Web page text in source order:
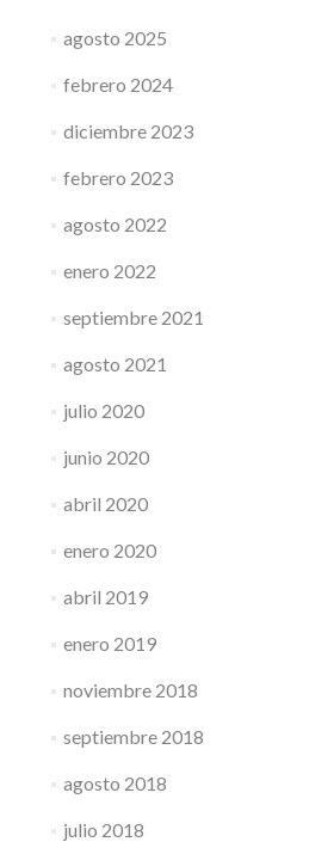
agosto 2025
febrero 2024
diciembre 2023
febrero 2023
agosto 2022
enero 2022
septiembre 2021
agosto 2021
julio 2020
junio 2020
abril 2020
enero 2020
abril 2019
enero 2019
noviembre 2018
septiembre 2018
agosto 2018
julio 2018